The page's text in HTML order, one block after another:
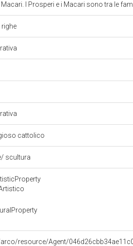
I Prosperi e i Macari sono tra le
righe
cattolico
scultura
resource/Agent/